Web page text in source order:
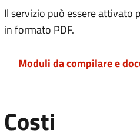
Il servizio può essere
in formato PDF.
Moduli da compilare e
Costi